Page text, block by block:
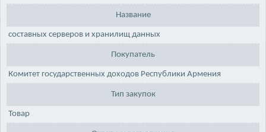
Название
составных серверов и хранилищ данных
Покупатель
Комитет государственных доходов Республики Армения
Тип закупок
Товар